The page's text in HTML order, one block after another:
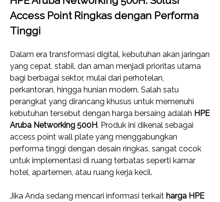
Access Point Ringkas dengan Performa
Tinggi
Dalam era transformasi digital, kebutuhan akan jaringan
yang cepat, stabil, dan aman menjadi prioritas utama
bagi berbagai sektor, mulai dari perhotelan,
perkantoran, hingga hunian modern. Salah satu
perangkat yang dirancang khusus untuk memenuhi
kebutuhan tersebut dengan harga bersaing adalah HPE
Aruba Networking 500H. Produk ini dikenal sebagai
access point wall plate yang menggabungkan
performa tinggi dengan desain ringkas, sangat cocok
untuk implementasi di ruang terbatas seperti kamar
hotel, apartemen, atau ruang kerja kecil.
Jika Anda sedang mencari informasi terkait harga HPE